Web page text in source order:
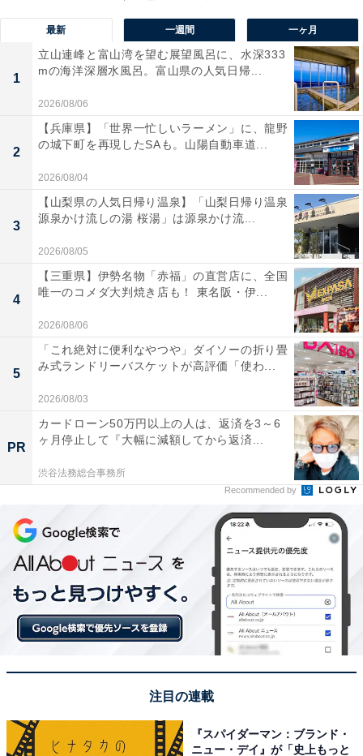
アルミホイルを使うときの注意点は？
ちなみにアルミホイルはシワにならないようにピンと伸
ばすなど、正しく使えば火花を起こすことはありませ
ん。しかし、シワがあるとスパークを起こすこともある
ため、「アルミホイルが電子レンジで使える」という認
識にならないよう気をつけましょう。
またオーブン用のトレイも基本的には金属製のため使え
ません。しかし、近年はマイクロ波と干渉しない構造の
トレイを採用することで、電子レンジでも使えるものも
登場してきています。中には「電子レンジで温めてから
オーブンで焼く」といった一連の調理が一度にできるモ
デルも登場しています。
All About ガイドがすすめるレンジ：ハイアール
最新 一週間 一ヶ月
1
立山連峰と富山湾を望む展望風呂に、水深333
mの海洋深層水風呂。富山県の人気日帰...
2026/08/06
2
【兵庫県】「世界一忙しいラーメン」に、龍野
の城下町を再現したSAも。山陽自動車道...
2026/08/04
3
【山梨県の人気日帰り温泉】「山梨日帰り温泉
源泉かけ流しの湯 桜湯」は源泉かけ流...
2026/08/05
4
【三重県】伊勢名物「赤福」の直営店に、全国
唯一のコメダ大判焼き店も！ 東名阪・伊...
2026/08/06
5
「これ絶対に便利なやつや」ダイソーの折り畳
み式ランドリーバスケットが高評価「使わ...
2026/08/03
PR
カードローン50万円以上の人は、返済を3～6
ヶ月停止して『大幅に減額してから返済...
渋谷法務総合事務所
Recommended by
注目の連載
『スパイダーマン：ブランド・
ニュー・デイ』が「史上もっと